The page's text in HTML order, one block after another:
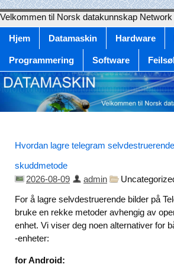
Velkommen til Norsk datakunnskap Network
Hjem Datamaskin Hardware
Programmering Software
Hvordan lagre telegram
skuddmetode
2026-08-09
admin
For å lagre selvdestruerende bilder på
bruke en rekke metoder avhengig av
enhet. Vi viser deg noen alternativer for
-enheter:
for Android: